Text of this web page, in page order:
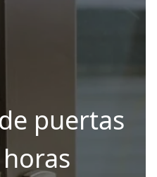
puertas